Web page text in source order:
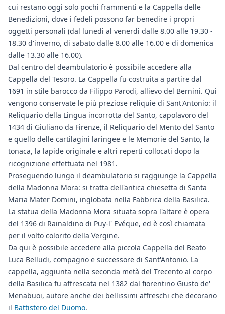
cui restano oggi solo pochi frammenti e la Cappella delle
Benedizioni, dove i fedeli possono far benedire i propri
oggetti personali (dal lunedì al venerdì dalle 8.00 alle 19.30 -
18.30 d'inverno, di sabato dalle 8.00 alle 16.00 e di domenica
dalle 13.30 alle 16.00).
Dal centro del deambulatorio è possibile accedere alla
Cappella del Tesoro. La Cappella fu costruita a partire dal
1691 in stile barocco da Filippo Parodi, allievo del Bernini. Qui
vengono conservate le più preziose reliquie di Sant'Antonio: il
Reliquario della Lingua incorrotta del Santo, capolavoro del
1434 di Giuliano da Firenze, il Reliquario del Mento del Santo
e quello delle cartilagini laringee e le Memorie del Santo, la
tonaca, la lapide originale e altri reperti collocati dopo la
ricognizione effettuata nel 1981.
Proseguendo lungo il deambulatorio si raggiunge la Cappella
della Madonna Mora: si tratta dell'antica chiesetta di Santa
Maria Mater Domini, inglobata nella Fabbrica della Basilica.
La statua della Madonna Mora situata sopra l'altare è opera
del 1396 di Rainaldino di Puy-l' Evéque, ed è così chiamata
per il volto colorito della Vergine.
Da qui è possibile accedere alla piccola Cappella del Beato
Luca Belludi, compagno e successore di Sant'Antonio. La
cappella, aggiunta nella seconda metà del Trecento al corpo
della Basilica fu affrescata nel 1382 dal fiorentino Giusto de'
Menabuoi, autore anche dei bellissimi affreschi che decorano
il Battistero del Duomo.